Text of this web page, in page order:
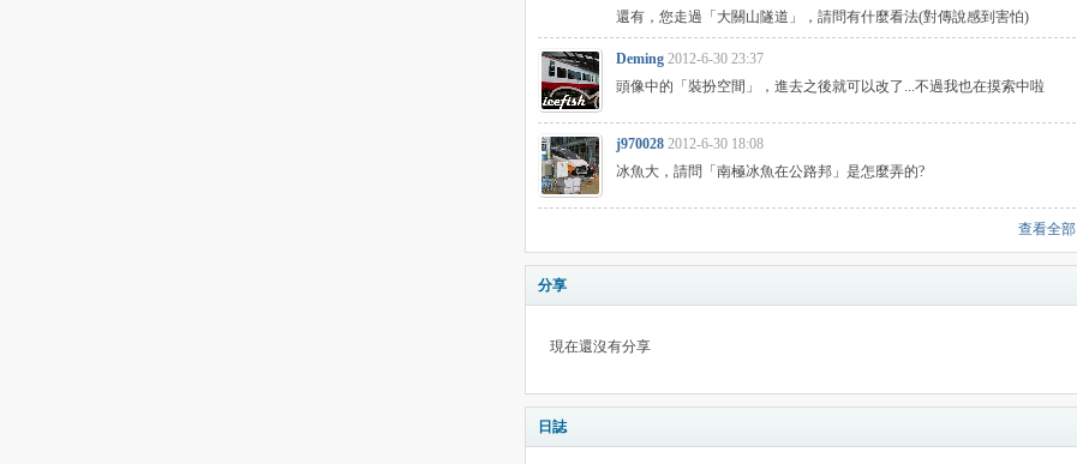
還有，您走過「大關山隧道」，請問有什麼看法(對傳說感到害怕)
Deming 2012-6-30 23:37
頭像中的「裝扮空間」，進去之後就可以改了...不過我也在摸索中啦
j970028 2012-6-30 18:08
冰魚大，請問「南極冰魚在公路邦」是怎麼弄的?
查看全部
分享
現在還沒有分享
日誌